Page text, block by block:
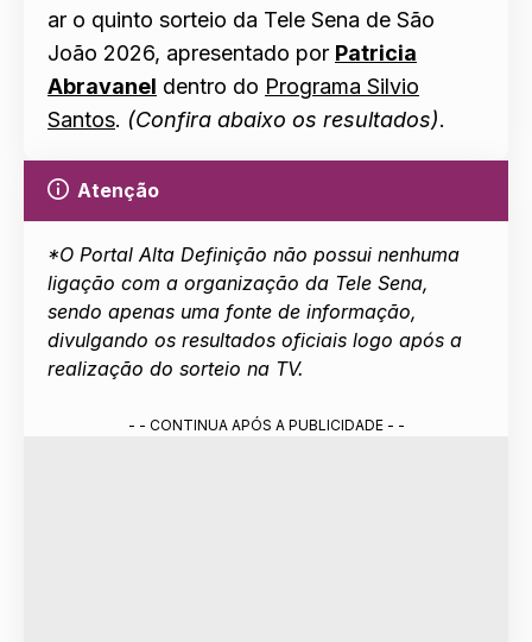
ar o quinto sorteio da Tele Sena de São
João 2026, apresentado por Patricia
Abravanel dentro do Programa Silvio
Santos. (Confira abaixo os resultados).
Atenção
*O Portal Alta Definição não possui nenhuma
ligação com a organização da Tele Sena,
sendo apenas uma fonte de informação,
divulgando os resultados oficiais logo após a
realização do sorteio na TV.
- - CONTINUA APÓS A PUBLICIDADE - -